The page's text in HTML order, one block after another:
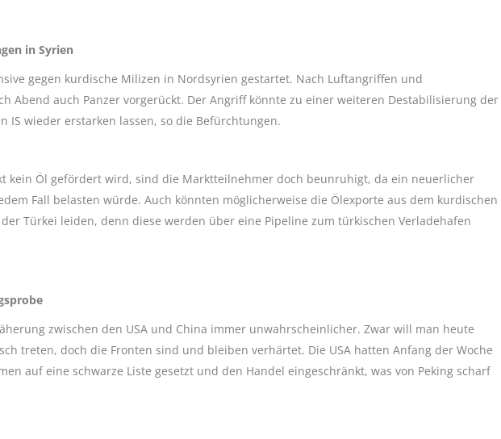
in Syrien
gegen kurdische Milizen in Nordsyrien gestartet. Nach Luftangriffen und
Abend auch Panzer vorgerückt. Der Angriff könnte zu einer weiteren Destabilisierung der
IS wieder erstarken lassen, so die Befürchtungen.
kein Öl gefördert wird, sind die Marktteilnehmer doch beunruhigt, da ein neuerlicher
Fall belasten würde. Auch könnten möglicherweise die Ölexporte aus dem kurdischen
Türkei leiden, denn diese werden über eine Pipeline zum türkischen Verladehafen
zwischen den USA und China immer unwahrscheinlicher. Zwar will man heute
treten, doch die Fronten sind und bleiben verhärtet. Die USA hatten Anfang der Woche
auf eine schwarze Liste gesetzt und den Handel eingeschränkt, was von Peking scharf